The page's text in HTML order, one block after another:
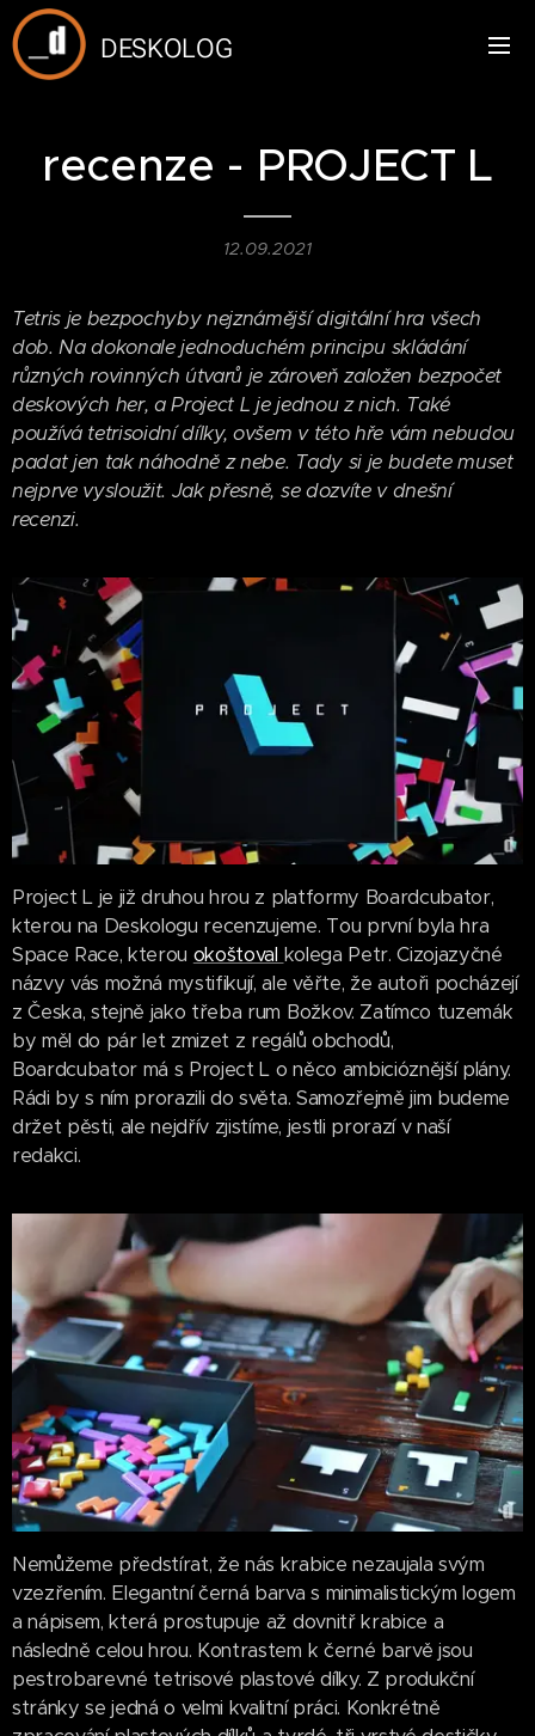
DESKOLOG
recenze - PROJECT L
12.09.2021
Tetris je bezpochyby nejznámější digitální hra všech
dob. Na dokonale jednoduchém principu skládání
různých rovinných útvarů je zároveň založen bezpočet
deskových her, a Project L je jednou z nich. Také
používá tetrisoidní dílky, ovšem v této hře vám nebudou
padat jen tak náhodně z nebe. Tady si je budete muset
nejprve vysloužit. Jak přesně, se dozvíte v dnešní
recenzi.
Project L je již druhou hrou z platformy Boardcubator,
kterou na Deskologu recenzujeme. Tou první byla hra
Space Race, kterou okoštoval kolega Petr. Cizojazyčné
názvy vás možná mystifikují, ale věřte, že autoři pocházejí
z Česka, stejně jako třeba rum Božkov. Zatímco tuzemák
by měl do pár let zmizet z regálů obchodů,
Boardcubator má s Project L o něco ambicióznější plány.
Rádi by s ním prorazili do světa. Samozřejmě jim budeme
držet pěsti, ale nejdřív zjistíme, jestli prorazí v naší
redakci.
Nemůžeme předstírat, že nás krabice nezaujala svým
vzezřením. Elegantní černá barva s minimalistickým logem
a nápisem, která prostupuje až dovnitř krabice a
následně celou hrou. Kontrastem k černé barvě jsou
pestrobarevné tetrisové plastové dílky. Z produkční
stránky se jedná o velmi kvalitní práci. Konkrétně